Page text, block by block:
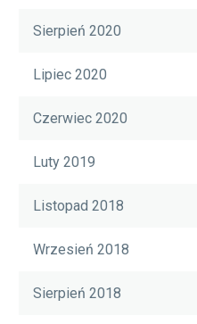
Sierpień 2020
Lipiec 2020
Czerwiec 2020
Luty 2019
Listopad 2018
Wrzesień 2018
Sierpień 2018